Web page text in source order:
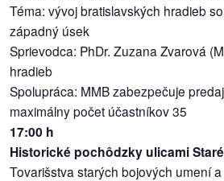
Téma: vývoj bratislavských hradieb
západný úsek
Sprievodca: PhDr. Zuzana Zvarová
hradieb
Spolupráca: MMB zabezpečuje
maximálny počet účastníkov 35
17:00 h
Historické pochôdzky ulicami
Tovarišstva starých bojových umení